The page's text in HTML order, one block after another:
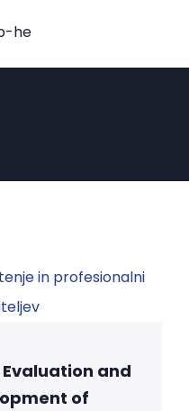
Evaluation and
of